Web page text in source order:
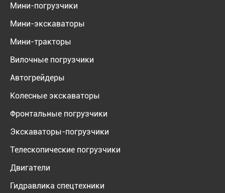
Мини-погрузчики
Мини-экскаваторы
Мини-тракторы
Вилочные погрузчики
Автогрейдеры
Колесные экскаваторы
Фронтальные погрузчики
Экскаваторы-погрузчики
Телескопические погрузчики
Двигатели
Гидравлика спецтехники